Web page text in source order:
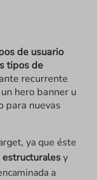
de usuario
tipos de
recurrente
hero banner u
para nuevas
ya que éste
estructuralesy
a